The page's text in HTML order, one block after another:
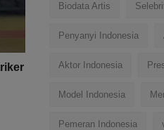
Biodata Artis
Penyanyi Indonesia
Aktor Indonesia
Model Indonesia
Pemeran Indonesia